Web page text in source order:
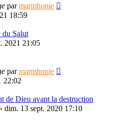
parmarmhonie
18:59
Salut
2021 21:05
parmarmhonie
22:02
de Dieu avant la destruction
dim. 13 sept. 2020 17:10